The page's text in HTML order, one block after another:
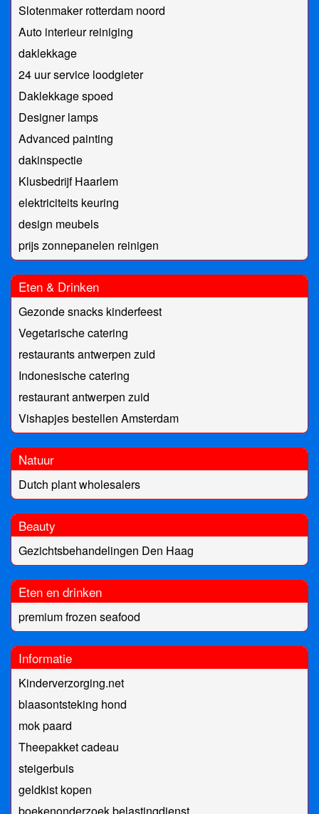
Slotenmaker rotterdam noord
Auto interieur reiniging
daklekkage
24 uur service loodgieter
Daklekkage spoed
Designer lamps
Advanced painting
dakinspectie
Klusbedrijf Haarlem
elektriciteits keuring
design meubels
prijs zonnepanelen reinigen
Eten & Drinken
Gezonde snacks kinderfeest
Vegetarische catering
restaurants antwerpen zuid
Indonesische catering
restaurant antwerpen zuid
Vishapjes bestellen Amsterdam
Natuur
Dutch plant wholesalers
Beauty
Gezichtsbehandelingen Den Haag
Eten en drinken
premium frozen seafood
Informatie
Kinderverzorging.net
blaasontsteking hond
mok paard
Theepakket cadeau
steigerbuis
geldkist kopen